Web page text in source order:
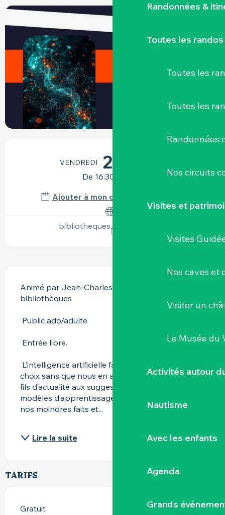
Randonnées &
Toutes les randos
Toutes les
Toutes les
Randonnées
Nos circuits
Visites et
Visites
Nos caves et
Visiter un
Le Musée du
Activités autour
Nautisme
Avec les enfants
Agenda
Grands
OUVERTURE ET COORDONNÉES
VENDREDI 25
De 16:30 à 18:00
Ajouter à mon calendrier Google
bibliotheques.cc-sevreloire.fr
Animé par Jean-Charles, du réseau des
bibliothèques
Public ado/adulte
Entrée libre.
choix sans que nous en ayons conscience. Des
fils d’actualité aux suggestions de vidéos, les
modèles d’apprentissage automatique analysent
nos moindres faits et...
Lire la suite
TARIFS
Gratuit